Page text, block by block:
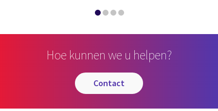
Hoe kunnen we u helpen?
contact